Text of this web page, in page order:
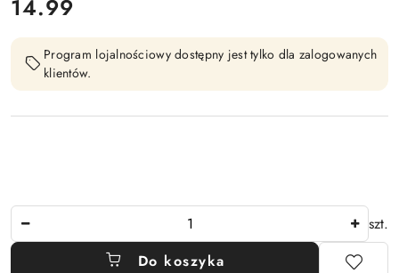
cena:
14.99
Program lojalnościowy dostępny jest tylko dla zalogowanych
klientów.
szt.
Do koszyka